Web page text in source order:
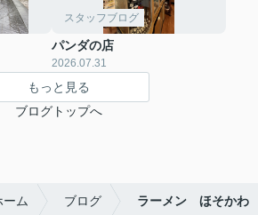
スタッフブログ
パンダの店
2026.07.31
もっと見る
ブログトップへ
ム ブログ ラーメン ほそかわ